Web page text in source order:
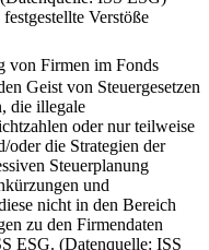
Verstöße
von Firmen im Fonds
Geist von Steuergesetzen
die illegale
oder nur teilweise
oder die Strategien der
Steuerplanung
und
nicht in den Bereich
zu den Firmendaten
ESG. (Datenquelle: ISS